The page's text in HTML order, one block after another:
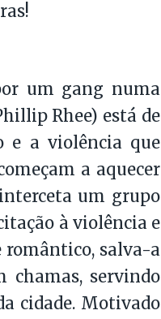
um gang numa
Rhee) está de
e a violência que
a aquecer
um grupo
à violência e
romântico, salva-a
chamas, servindo
cidade. Motivado